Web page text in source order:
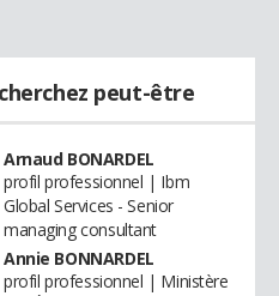
peut-être
Arnaud BONARDEL
profil professionnel | Ibm
Global Services - Senior
managing consultant
Annie BONNARDEL
profil professionnel | Ministère